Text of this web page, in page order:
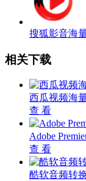
搜狐影音海
相关下载
西瓜视频海
查 看
Adobe
查 看
酷软音频转